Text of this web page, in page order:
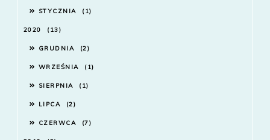
STYCZNIA 1
2020 13
GRUDNIA 2
WRZEŚNIA 1
SIERPNIA 1
LIPCA 2
CZERWCA 7